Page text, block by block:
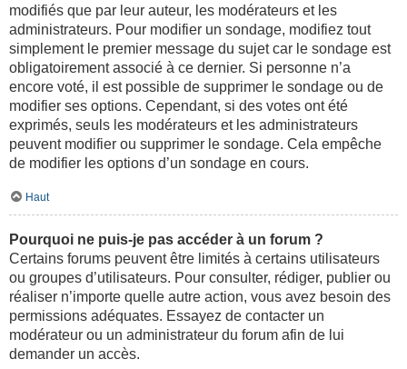
modifiés que par leur auteur, les modérateurs et les
administrateurs. Pour modifier un sondage, modifiez tout
simplement le premier message du sujet car le sondage est
obligatoirement associé à ce dernier. Si personne n’a
encore voté, il est possible de supprimer le sondage ou de
modifier ses options. Cependant, si des votes ont été
exprimés, seuls les modérateurs et les administrateurs
peuvent modifier ou supprimer le sondage. Cela empêche
de modifier les options d’un sondage en cours.
Haut
Pourquoi ne puis-je pas accéder à un forum ?
Certains forums peuvent être limités à certains utilisateurs
ou groupes d’utilisateurs. Pour consulter, rédiger, publier ou
réaliser n’importe quelle autre action, vous avez besoin des
permissions adéquates. Essayez de contacter un
modérateur ou un administrateur du forum afin de lui
demander un accès.